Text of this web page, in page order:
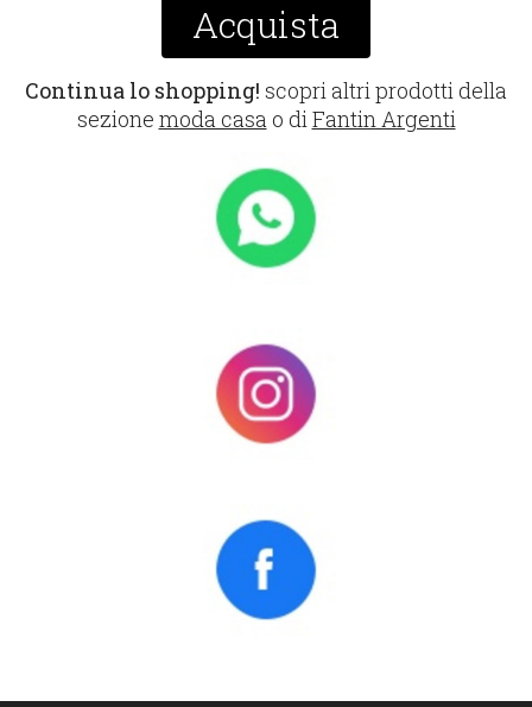
Acquista
Continua lo shopping! scopri altri prodotti della
sezione moda casao diFantin Argenti